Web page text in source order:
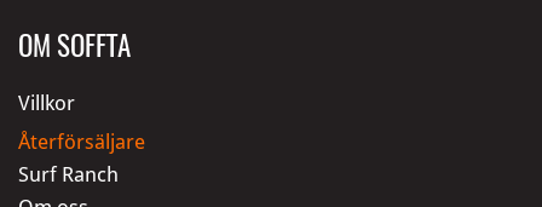
OM SOFFTA
Villkor
Återförsäljare
Surf Ranch